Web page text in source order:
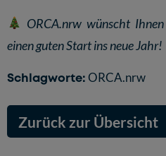
ORCA.nrw wünscht
einen guten Start ins neue Jahr!
Schlagworte: ORCA.nrw
Zurück zur Übersicht